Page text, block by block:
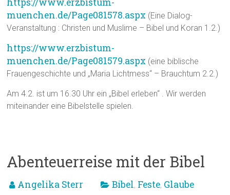
https://www.erzbistum-
muenchen.de/Page081578.aspx (Eine Dialog-
Veranstaltung : Christen und Muslime – Bibel und Koran 1.2.)
https://www.erzbistum-
muenchen.de/Page081579.aspx (eine biblische
Frauengeschichte und „Maria Lichtmess“ – Brauchtum 2.2.)
Am 4.2. ist um 16.30 Uhr ein „Bibel erleben“ . Wir werden
miteinander eine Bibelstelle spielen.
Abenteuerreise mit der Bibel
Angelika Sterr Bibel, Feste, Glaube